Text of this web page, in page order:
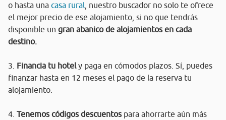
o hasta una casa rural , nuestro buscador no solo te ofrece
el mejor precio de ese alojamiento, si no que tendrás
disponible un gran abanico de alojamientos en cada
destino.
3. Financia tu hotely paga en cómodos plazos. Sí, puedes
finanzar hasta en 12 meses el pago de la reserva tu
alojamiento.
4. Tenemos códigos descuentos para ahorrarte aún más